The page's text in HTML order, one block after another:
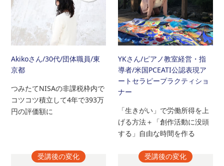
Akikoさん/30代/団体職員/東
京都
つみたてNISAの非課税枠内で
コツコツ積立して4年で393万
円の評価額に
受講後の変化
YKさん/ピアノ教室経営・指
導者/米国PCEATI公認表現ア
ートセラピープラクティショ
ナー
「生きがい」で労働所得を上
げる方法＋「創作活動に没頭
する」自由な時間を作る
受講後の変化